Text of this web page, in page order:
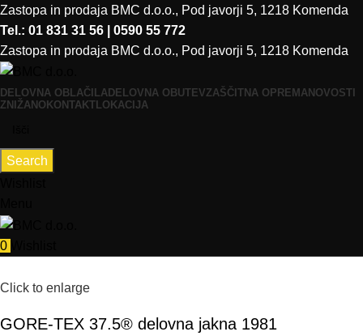
Zastopa in prodaja BMC d.o.o., Pod javorji 5, 1218 Komenda
Tel.: 01 831 31 56 | 0590 55 772
Zastopa in prodaja BMC d.o.o., Pod javorji 5, 1218 Komenda
DELOVNA OBLAČILA DELOVNA OBUTEVZAŠČITNA OPREMA NOVOSTI
ZNIŽANO KONTAKT LOKACIJA
Search
0
Click to enlarge
GORE-TEX 37.5® delovna jakna 1981